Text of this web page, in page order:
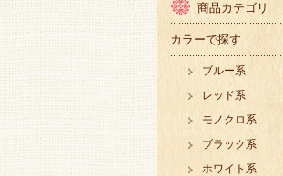
商品カテゴリ
カラーで探す
ブルー系
レッド系
モノクロ系
ブラック系
ホワイト系